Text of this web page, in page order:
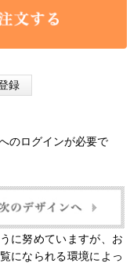
録
のログインが必要で
に努めていますが、お
になられる環境によっ